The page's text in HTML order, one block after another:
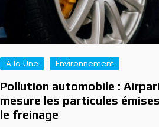
A la Une Environnement
Pollution automobile :
mesure les particules
le freinage